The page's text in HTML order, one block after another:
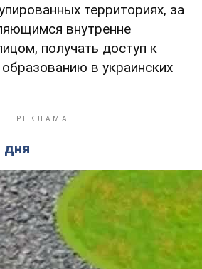
территориях, за
внутренне
получать доступ к
в украинских
дня